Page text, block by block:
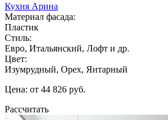
Кухня Арина
Материал фасада:
Пластик
Стиль:
Евро, Итальянский, Лофт и др.
Цвет:
Изумрудный, Орех, Янтарный
Цена: от 44 826 руб.
Рассчитать